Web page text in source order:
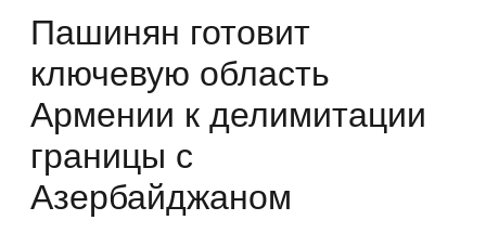
Пашинян готовит
ключевую область
Армении к делимитации
границы с
Азербайджаном